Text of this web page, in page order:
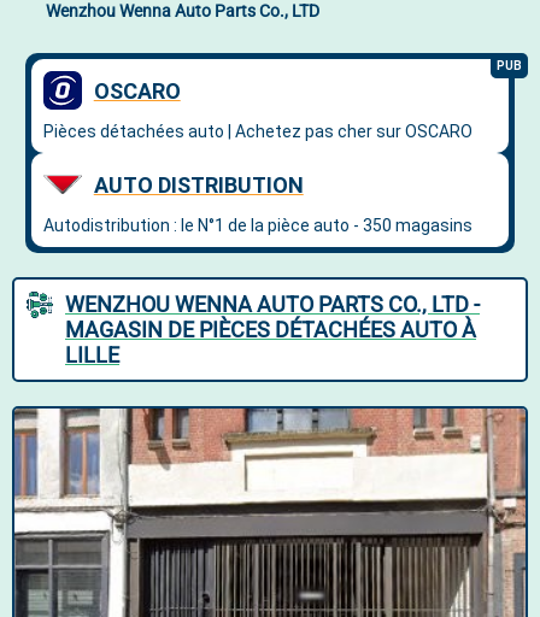
Wenzhou Wenna Auto Parts Co., LTD
WENZHOU WENNA AUTO PARTS CO., LTD -
MAGASIN DE PIÈCES DÉTACHÉES AUTO À
LILLE